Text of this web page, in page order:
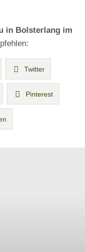
in Bolsterlang im
Twitter
Pinterest